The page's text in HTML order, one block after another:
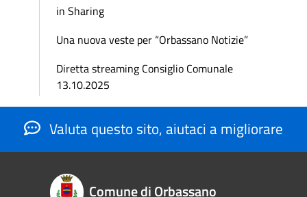
in Sharing
Una nuova veste per “Orbassano Notizie”
Diretta streaming Consiglio Comunale
13.10.2025
Valuta questo sito, aiutaci a migliorare
Comune di Orbassano